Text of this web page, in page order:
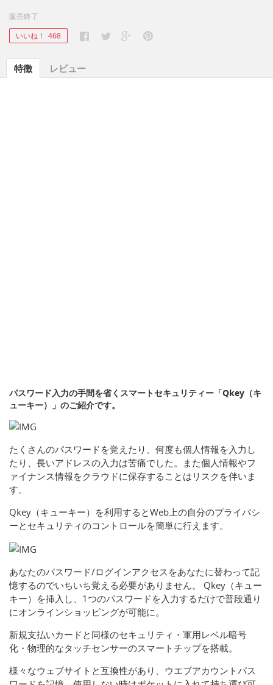
販売終了
いいね！ 468
特徴 レビュー
パスワード入力の手間を省くスマートセキュリティー「Qkey（キ
ューキー）」のご紹介です。
たくさんのパスワードを覚えたり、何度も個人情報を入力し
たり、長いアドレスの入力は苦痛でした。また個人情報やフ
ァイナンス情報をクラウドに保存することはリスクを伴いま
す。
Qkey（キューキー）を利用するとWeb上の自分のプライバシ
ーとセキュリティのコントロールを簡単に行えます。
あなたのパスワード/ログインアクセスをあなたに替わって記
憶するのでいちいち覚える必要がありません。 Qkey（キュー
キー）を挿入し、1つのパスワードを入力するだけで普段通り
にオンラインショッピングが可能に。
新規支払いカードと同様のセキュリティ・軍用レベル暗号
化・物理的なタッチセンサーのスマートチップを搭載。
様々なウェブサイトと互換性があり、ウエブアカウントパス